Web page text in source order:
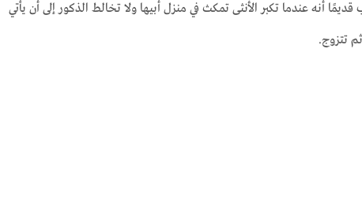
أنه عندما تكبر الأنثى تمكث في منزل أبيها ولا تخالط الذكور إلى أن يأتي
تتزوج.